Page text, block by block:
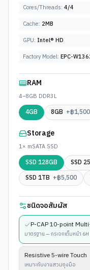
Cores/Threads: 4/4
Cache: 2MB
GPU: Intel® HD
Factory Model: EPC-
RAM
4–8GB DDR3L
4GB 8GB +฿1,500
Storage
1× mSATA SSD
SSD 128GB SSD
SSD 1TB +฿5,500
ชนิดจอสัมผัส
P-CAP 10-point
มาตรฐาน — กระจกเต็มหน้า 6H
Resistive 5-wire Touch
เหมาะกับงานสวมถุงมือ